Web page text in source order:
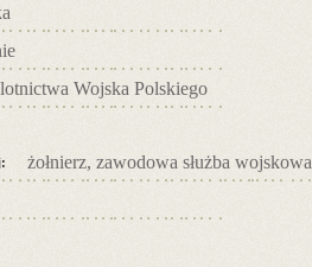
Wojska Polskiego
żołnierz, zawodowa służba wojskowa